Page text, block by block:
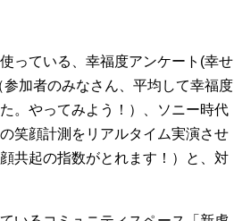
っている、幸福度アンケート(幸せ
加者のみなさん、平均して幸福度
。やってみよう！）、ソニー時代
笑顔計測をリアルタイム実演させ
共起の指数がとれます！）と、対